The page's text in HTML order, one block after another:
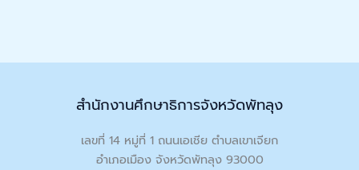
สำนักงานศึกษาธิการจังหวัดพัทลุง
เลขที่ 14 หมู่ที่ 1 ถนนเอเชีย ตำบลเขาเจียก
อำเภอเมือง จังหวัดพัทลุง 93000